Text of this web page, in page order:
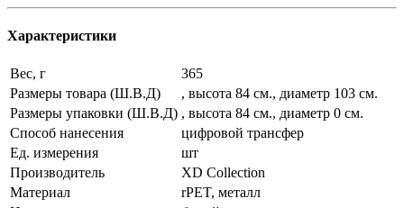
Характеристики
Вес, г
365
Размеры товара (Ш.В.Д)
, высота 84 см., диаметр 103 см.
Размеры упаковки (Ш.В.Д) , высота 84 см., диаметр 0 см.
Способ нанесения
цифровой трансфер
Ед. измерения
шт
Производитель
XD Collection
Материал
rPET, металл